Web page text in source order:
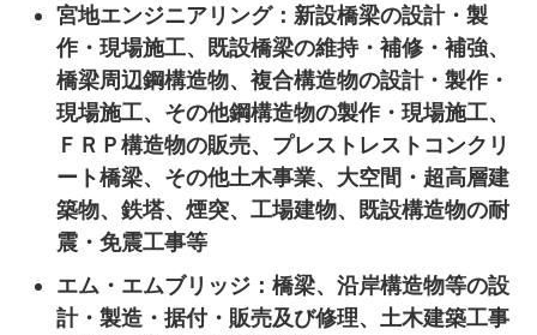
宮地エンジニアリング：新設橋梁の設計・製
作・現場施工、既設橋梁の維持・補修・補強、
橋梁周辺鋼構造物、複合構造物の設計・製作・
現場施工、その他鋼構造物の製作・現場施工、
ＦＲＰ構造物の販売、プレストレストコンクリ
ート橋梁、その他土木事業、大空間・超高層建
築物、鉄塔、煙突、工場建物、既設構造物の耐
震・免震工事等
エム・エムブリッジ：橋梁、沿岸構造物等の設
計・製造・据付・販売及び修理、土木建築工事